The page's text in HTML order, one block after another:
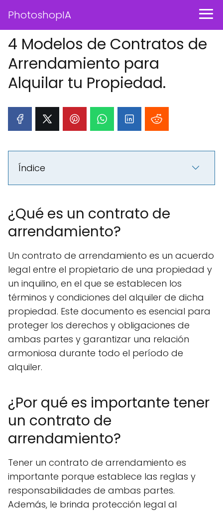
PhotoshopIA
4 Modelos de Contratos de
Arrendamiento para
Alquilar tu Propiedad.
Índice
¿Qué es un contrato de
arrendamiento?
Un contrato de arrendamiento es un acuerdo
legal entre el propietario de una propiedad y
un inquilino, en el que se establecen los
términos y condiciones del alquiler de dicha
propiedad. Este documento es esencial para
proteger los derechos y obligaciones de
ambas partes y garantizar una relación
armoniosa durante todo el período de
alquiler.
¿Por qué es importante tener
un contrato de
arrendamiento?
Tener un contrato de arrendamiento es
importante porque establece las reglas y
responsabilidades de ambas partes.
Además, le brinda protección legal al